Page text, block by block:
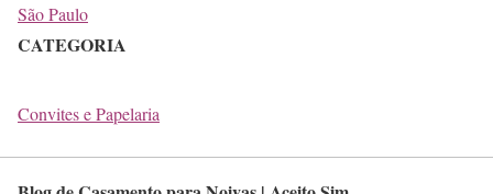
São Paulo
CATEGORIA
Convites e Papelaria